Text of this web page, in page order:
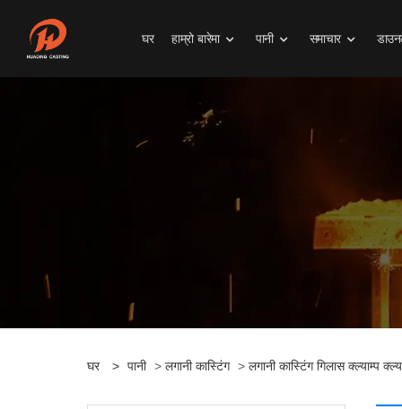
घर हाम्रो बारेमा पानी समाचार
घर > पानी > लगानी कास्टिंग > लगानी कास्टिंग गिलास क्ल्याम्प